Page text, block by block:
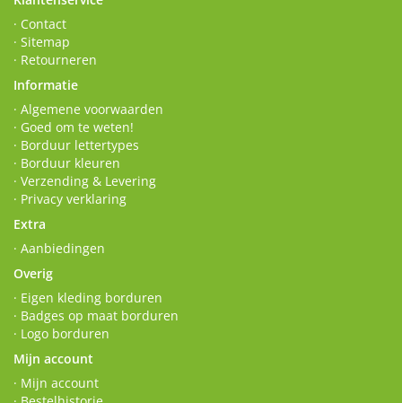
· Contact
· Sitemap
· Retourneren
Informatie
· Algemene voorwaarden
· Goed om te weten!
· Borduur lettertypes
· Borduur kleuren
· Verzending & Levering
· Privacy verklaring
Extra
· Aanbiedingen
Overig
· Eigen kleding borduren
· Badges op maat borduren
· Logo borduren
Mijn account
· Mijn account